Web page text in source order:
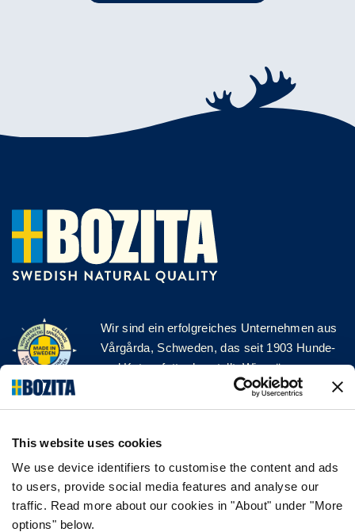
This website uses cookies
We use device identifiers to customise the content and ads
to users, provide social media features and analyse our
traffic. Read more about our cookies in "About" under "More
options" below.
Wir sind ein erfolgreiches Unternehmen aus
Vårgårda, Schweden, das seit 1903 Hunde-
und Katzenfutter herstellt. Wir mögen es
natürlich und einfach. Wir stellen unser
Hunde- und Katzenfutter aus hochwertigen
FOLGE UNS AUF SOCIAL MEDIA